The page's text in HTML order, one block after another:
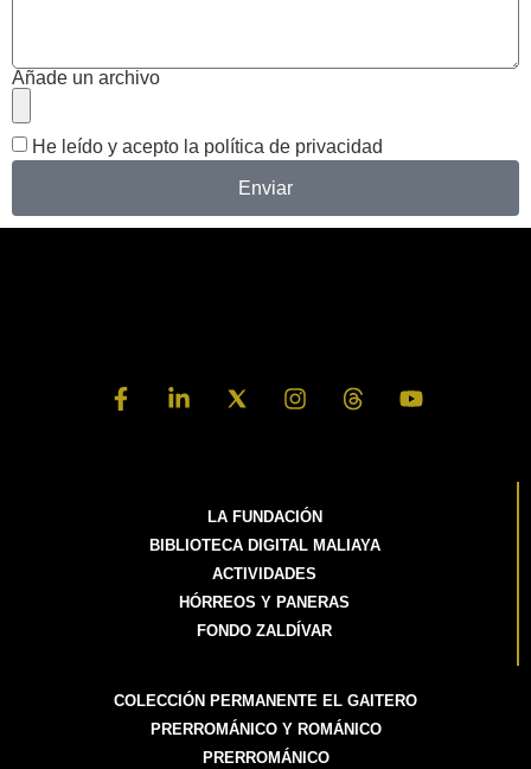
Añade un archivo
He leído y acepto la política de privacidad
Enviar
LA FUNDACIÓN
BIBLIOTECA DIGITAL MALIAYA
ACTIVIDADES
HÓRREOS Y PANERAS
FONDO ZALDÍVAR
COLECCIÓN PERMANENTE EL GAITERO
PRERROMÁNICO Y ROMÁNICO
PRERROMÁNICO